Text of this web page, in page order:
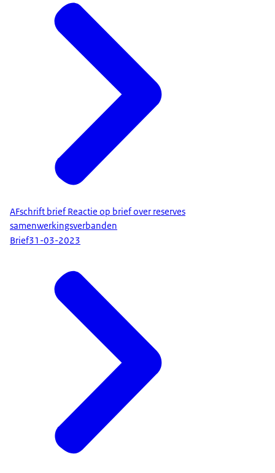
AFschrift brief Reactie op brief over reserves
samenwerkingsverbanden
Brief31-03-2023